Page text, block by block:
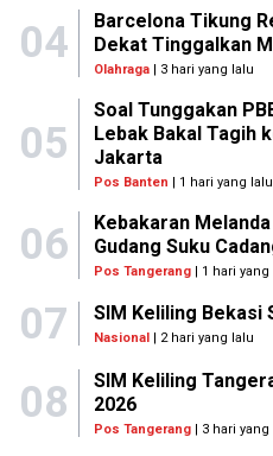
04
Barcelona Tikung
Dekat Tinggalkan
Olahraga| 3 hari yang lalu
05
Soal Tunggakan
Lebak Bakal Tagih
Jakarta
Pos Banten | 1 hari yang lalu
06
Kebakaran
Gudang Suku
Pos Tangerang| 1 hari yang
07 SIM Keliling Bekasi
Nasional | 2 hari yang lalu
08
SIM Keliling
2026
Pos Tangerang| 3 hari yang